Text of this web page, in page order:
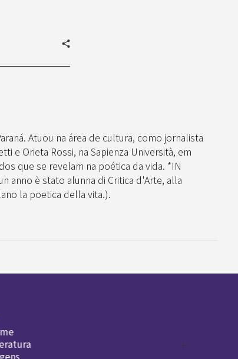
Atuou na área de cultura, como jornalista
e Orieta Rossi, na Sapienza Università, em
que se revelam na poética da vida. *IN
anno è stato alunna di Critica d'Arte, alla
la poetica della vita.).